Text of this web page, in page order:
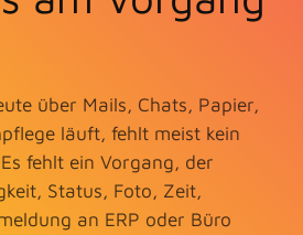
über Mails, Chats, Papier,
läuft, fehlt meist kein
fehlt ein Vorgang, der
Status, Foto, Zeit,
an ERP oder Büro